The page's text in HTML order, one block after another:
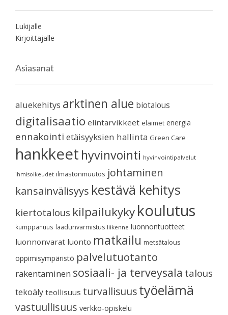
Lukijalle
Kirjoittajalle
Asiasanat
aluekehitys arktinen alue biotalous
digitalisaatio elintarvikkeet eläimet energia
ennakointi etäisyyksien hallinta Green Care
hankkeet hyvinvointi hyvinvointipalvelut
ihmisoikeudet ilmastonmuutos johtaminen
kansainvälisyys kestävä kehitys
kiertotalous kilpailukykykoulutus
kumppanuus laadunvarmistus liikenne luonnontuotteet
luonnonvarat luonto matkailu metsätalous
oppimisympäristö palvelutuotanto
rakentaminen sosiaali- ja terveysala talous
tekoäly teollisuus turvallisuustyöelämä
vastuullisuus verkko-opiskelu